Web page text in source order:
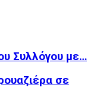
Συλλόγου με…
σε